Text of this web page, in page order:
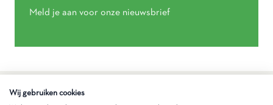
Meld je aan voor onze nieuwsbrief
Wij gebruiken cookies